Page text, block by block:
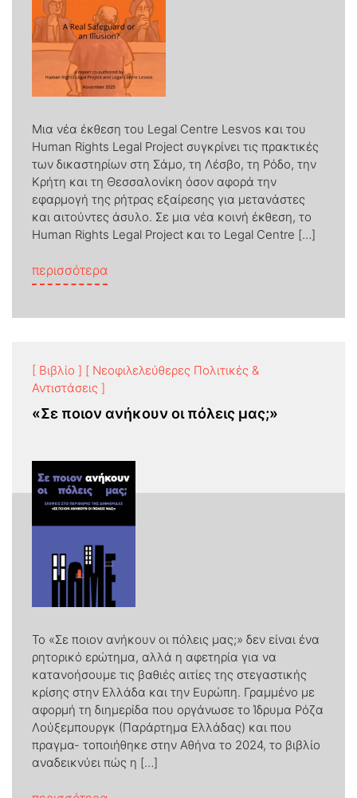
Μια νέα έκθεση του Legal Centre Lesvos και του
Human Rights Legal Project συγκρίνει τις πρακτικές
των δικαστηρίων στη Σάμο, τη Λέσβο, τη Ρόδο, την
Κρήτη και τη Θεσσαλονίκη όσον αφορά την
εφαρμογή της ρήτρας εξαίρεσης για μετανάστες
και αιτούντες άσυλο. Σε μια νέα κοινή έκθεση, το
Human Rights Legal Project και το Legal Centre […]
περισσότερα
[ Βιβλίο ] [ Νεοφιλελεύθερες Πολιτικές &
Αντιστάσεις ]
«Σε ποιον ανήκουν οι πόλεις μας;»
Το «Σε ποιον ανήκουν οι πόλεις μας;» δεν είναι ένα
ρητορικό ερώτημα, αλλά η αφετηρία για να
κατανοήσουμε τις βαθιές αιτίες της στεγαστικής
κρίσης στην Ελλάδα και την Ευρώπη. Γραμμένο με
αφορμή τη διημερίδα που οργάνωσε το Ίδρυμα Ρόζα
Λούξεμπουργκ (Παράρτημα Ελλάδας) και που
πραγμα- τοποιήθηκε στην Αθήνα το 2024, το βιβλίο
αναδεικνύει πώς η […]